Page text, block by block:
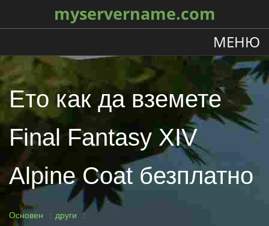
myservername.com
МЕНЮ
Ето как да вземете
Final Fantasy XIV
Alpine Coat безплатно
Основен
други